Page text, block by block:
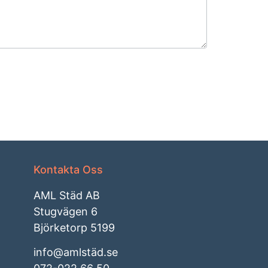
Kontakta Oss
AML Städ AB
Stugvägen 6
Björketorp 5199
info@amlstäd.se